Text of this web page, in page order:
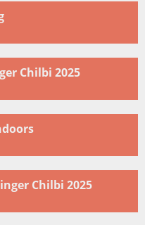
Chilbi 2025
Chilbi 2025